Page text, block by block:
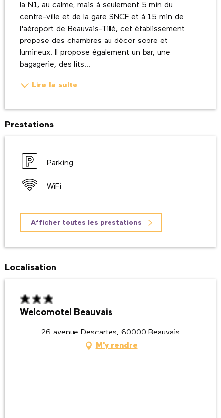
la N1, au calme, mais à seulement 5 min du
centre-ville et de la gare SNCF et à 15 min de
l'aéroport de Beauvais-Tillé, cet établissement
propose des chambres au décor sobre et
lumineux. Il propose également un bar, une
bagagerie, des lits...
Lire la suite
Prestations
Parking
WiFi
Afficher toutes les prestations
Localisation
Welcomotel Beauvais
26 avenue Descartes, 60000 Beauvais
M'y rendre